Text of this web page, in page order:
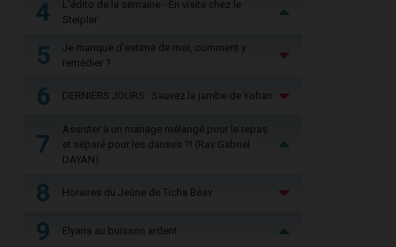
4
L'édito de la semaine - En visite chez le
Steipler
5
Je manque d'estime de moi, comment y
remédier ?
6 DERNIERS JOURS : Sauvez la jambe de Yohan
7
Assister à un mariage mélangé pour le repas
et séparé pour les danses ?! (Rav Gabriel
DAYAN)
8 Horaires du Jeûne de Ticha Béav
9 Elyana au buisson ardent